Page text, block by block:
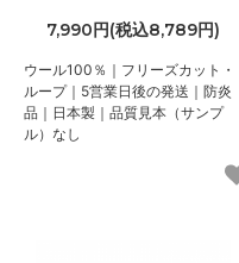
7,990円(税込8,789円)
ウール100％｜フリーズカット・
ループ｜5営業日後の発送｜防炎
品｜日本製｜品質見本（サンプ
ル）なし